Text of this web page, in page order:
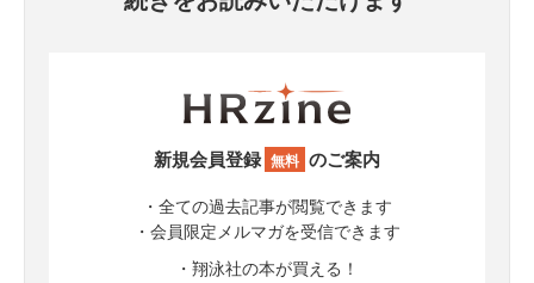
新規会員登録 無料 のご案内
・全ての過去記事が閲覧できます
・会員限定メルマガを受信できます
・翔泳社の本が買える！